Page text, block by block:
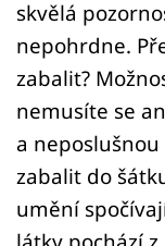
skvělá
nepohrdne.
zabalit?
nemusíte se
a
zabalit do
umění